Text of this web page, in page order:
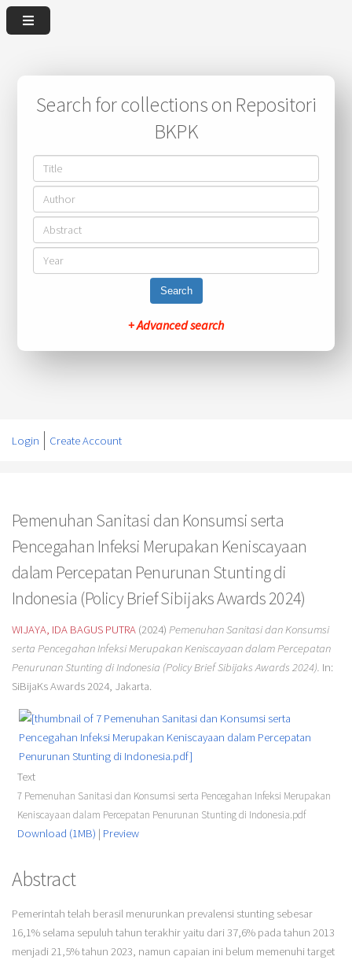
Search for collections on Repositori
BKPK
Search
+ Advanced search
Login Create Account
Pemenuhan Sanitasi dan Konsumsi serta
Pencegahan Infeksi Merupakan Keniscayaan
dalam Percepatan Penurunan Stunting di
Indonesia (Policy Brief Sibijaks Awards 2024)
WIJAYA, IDA BAGUS PUTRA(2024) Pemenuhan Sanitasi dan Konsumsi
serta Pencegahan Infeksi Merupakan Keniscayaan dalam Percepatan
Penurunan Stunting di Indonesia (Policy Brief Sibijaks Awards 2024). In:
SiBijaKs Awards 2024, Jakarta.
Text
7 Pemenuhan Sanitasi dan Konsumsi serta Pencegahan Infeksi Merupakan
Keniscayaan dalam Percepatan Penurunan Stunting di Indonesia.pdf
Download (1MB) | Preview
Abstract
Pemerintah telah berasil menurunkan prevalensi stunting sebesar
16,1% selama sepuluh tahun terakhir yaitu dari 37,6% pada tahun 2013
menjadi 21,5% tahun 2023, namun capaian ini belum memenuhi target